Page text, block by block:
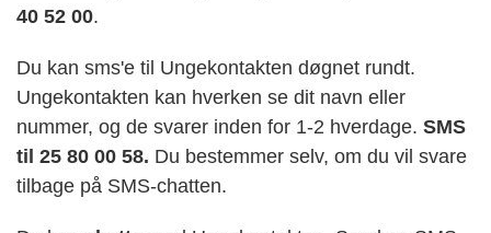
40 52 00.
Du kan sms'e til Ungekontakten døgnet rundt.
Ungekontakten kan hverken se dit navn eller
nummer, og de svarer inden for 1-2 hverdage. SMS
til 25 80 00 58. Du bestemmer selv, om du vil svare
tilbage på SMS-chatten.